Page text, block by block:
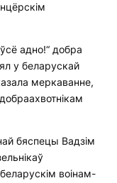
адно!“ добра
у беларускай
меркаванне,
бяспецы Вадзім
воінам-